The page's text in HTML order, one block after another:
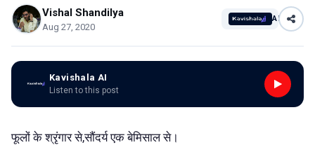
Vishal Shandilya
Aug 27, 2020
AI
Kavishala AI
Listen to this post
फूलों के श्रृंगार से,सौंदर्य एक बेमिसाल से।